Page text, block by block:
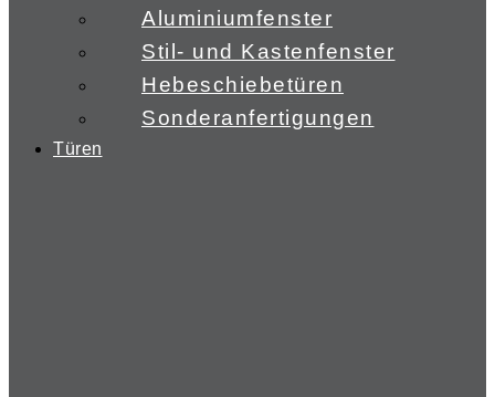
Aluminiumfenster
Stil- und Kastenfenster
Hebeschiebetüren
Sonderanfertigungen
Türen